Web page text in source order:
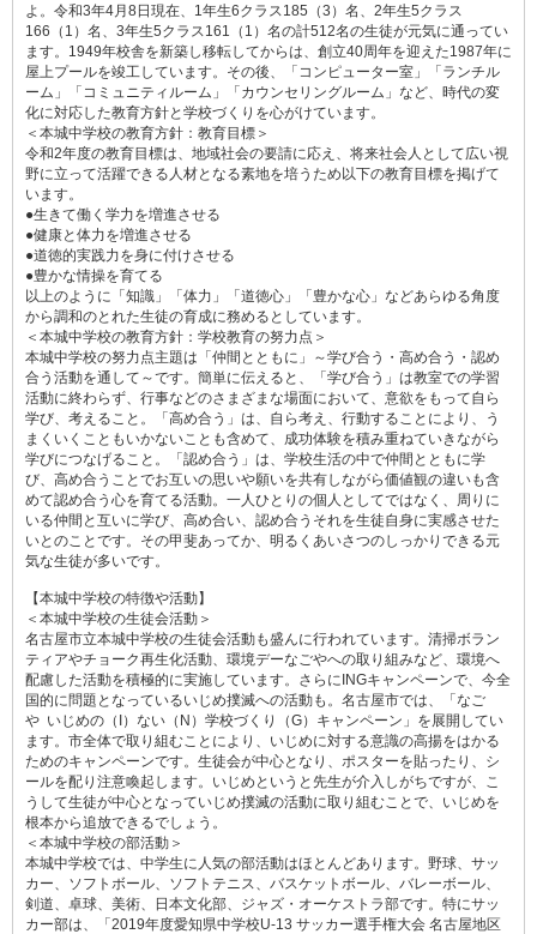
よ。令和3年4月8日現在、1年生6クラス185（3）名、2年生5クラス
166（1）名、3年生5クラス161（1）名の計512名の生徒が元気に通ってい
ます。1949年校舎を新築し移転してからは、創立40周年を迎えた1987年に
屋上プールを竣工しています。その後、「コンピューター室」「ランチル
ーム」「コミュニティルーム」「カウンセリングルーム」など、時代の変
化に対応した教育方針と学校づくりを心がけています。
＜本城中学校の教育方針：教育目標＞
令和2年度の教育目標は、地域社会の要請に応え、将来社会人として広い視
野に立って活躍できる人材となる素地を培うため以下の教育目標を掲げて
います。
●生きて働く学力を増進させる
●健康と体力を増進させる
●道徳的実践力を身に付けさせる
●豊かな情操を育てる
以上のように「知識」「体力」「道徳心」「豊かな心」などあらゆる角度
から調和のとれた生徒の育成に務めるとしています。
＜本城中学校の教育方針：学校教育の努力点＞
本城中学校の努力点主題は「仲間とともに」～学び合う・高め合う・認め
合う活動を通して～です。簡単に伝えると、「学び合う」は教室での学習
活動に終わらず、行事などのさまざまな場面において、意欲をもって自ら
学び、考えること。「高め合う」は、自ら考え、行動することにより、う
まくいくこともいかないことも含めて、成功体験を積み重ねていきながら
学びにつなげること。「認め合う」は、学校生活の中で仲間とともに学
び、高め合うことでお互いの思いや願いを共有しながら価値観の違いも含
めて認め合う心を育てる活動。一人ひとりの個人としてではなく、周りに
いる仲間と互いに学び、高め合い、認め合うそれを生徒自身に実感させた
いとのことです。その甲斐あってか、明るくあいさつのしっかりできる元
気な生徒が多いです。
【本城中学校の特徴や活動】
＜本城中学校の生徒会活動＞
名古屋市立本城中学校の生徒会活動も盛んに行われています。清掃ボラン
ティアやチョーク再生化活動、環境デーなごやへの取り組みなど、環境へ
配慮した活動を積極的に実施しています。さらにINGキャンペーンで、今全
国的に問題となっているいじめ撲滅への活動も。名古屋市では、「なご
や いじめの（I）ない（N）学校づくり（G）キャンペーン」を展開してい
ます。市全体で取り組むことにより、いじめに対する意識の高揚をはかる
ためのキャンペーンです。生徒会が中心となり、ポスターを貼ったり、シ
ールを配り注意喚起します。いじめというと先生が介入しがちですが、こ
うして生徒が中心となっていじめ撲滅の活動に取り組むことで、いじめを
根本から追放できるでしょう。
＜本城中学校の部活動＞
本城中学校では、中学生に人気の部活動はほとんどあります。野球、サッ
カー、ソフトボール、ソフトテニス、バスケットボール、バレーボール、
剣道、卓球、美術、日本文化部、ジャズ・オーケストラ部です。特にサッ
カー部は、「2019年度愛知県中学校U-13 サッカー選手権大会 名古屋地区